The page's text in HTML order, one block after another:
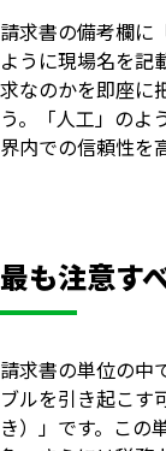
請求書の備考欄
ように現場名を記
求なのかを即座に
う。「人工」のよ
界内での信頼性を
最も注意す
請求書の単位の中
ブルを引き起こす
き）」です。この